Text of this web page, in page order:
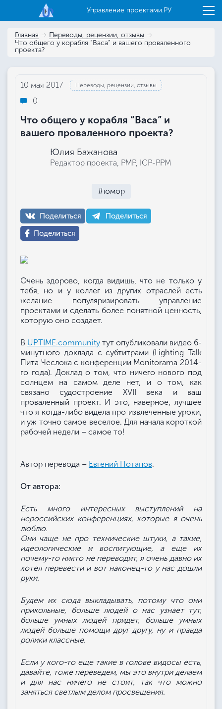
Управление проектами.РУ
Главная
Переводы, рецензии, отзывы
Что общего у корабля “Васа” и вашего проваленного
проекта?
10 мая 2017 Переводы, рецензии, отзывы
0
Что общего у корабля “Васа” и
вашего проваленного проекта?
Юлия Бажанова
Редактор проекта, РМР, ICP-PPM
#юмор
Поделиться
Поделиться
Поделиться
Очень здорово, когда видишь, что не только у
тебя, но и у коллег из других отраслей есть
желание популяризировать управление
проектами и сделать более понятной ценность,
которую оно создает.
В UPTIME.community тут опубликовали видео 6-
минутного доклада с субтитрами (Lighting Talk
Пита Чеслока с конференции Monitorama 2014-
го года). Доклад о том, что ничего нового под
солнцем на самом деле нет, и о том, как
связано судостроение XVII века и ваш
проваленный проект. И это, наверное, лучшее
что я когда-либо видела про извлеченные уроки,
и уж точно самое веселое. Для начала короткой
рабочей недели – самое то!
Автор перевода – Евгений Потапов.
От автора:
Есть много интересных выступлений на
нероссийских конференциях, которые я очень
люблю.
Они чаще не про технические штуки, а такие,
идеологические и воспитующие, а еще их
почему-то никто не переводит, я очень давно их
хотел перевести и вот наконец-то у нас дошли
руки.
Будем их сюда выкладывать, потому что они
прикольные, больше людей о нас узнает тут,
больше умных людей придет, больше умных
людей больше помощи друг другу, ну и правда
ролики классные.
Если у кого-то еще такие в голове видосы есть,
давайте, тоже переведем, мы это внутри делаем
и для нас ничего не стоит, так что можно
заняться светлым делом просвещения.